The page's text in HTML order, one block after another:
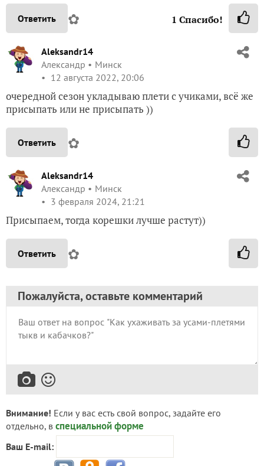
Ответить ✿ 1 Спасибо!
Aleksandr14
Александр
Минск
12 августа 2022, 20:06
очередной сезон укладываю плети с учиками, всё же
присыпать или не присыпать ))
Ответить ✿
Aleksandr14
Александр
Минск
3 февраля 2024, 21:21
Присыпаем, тогда корешки лучше растут))
Ответить ✿
Пожалуйста, оставьте комментарий
Внимание! Если у вас есть свой вопрос, задайте его
отдельно, в специальной форме
Ваш E-mail: